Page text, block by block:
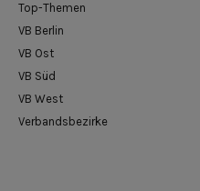
Top-Themen
VB Berlin
VB Ost
VB Süd
VB West
Verbandsbezirke